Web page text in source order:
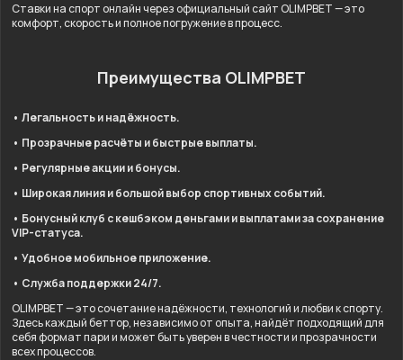
Ставки на спорт онлайн через официальный сайт OLIMPBET — это
комфорт, скорость и полное погружение в процесс.
Преимущества OLIMPBET
• Легальность и надёжность.
• Прозрачные расчёты и быстрые выплаты.
• Регулярные акции и бонусы.
• Широкая линия и большой выбор спортивных событий.
• Бонусный клуб с кешбэком деньгами и выплатами за сохранение
VIP-статуса.
• Удобное мобильное приложение.
• Служба поддержки 24/7.
OLIMPBET — это сочетание надёжности, технологий и любви к спорту.
Здесь каждый беттор, независимо от опыта, найдёт подходящий для
себя формат пари и может быть уверен в честности и прозрачности
всех процессов.